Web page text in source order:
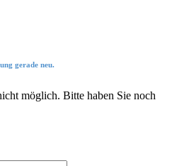
gerade neu.
möglich. Bitte haben Sie noch